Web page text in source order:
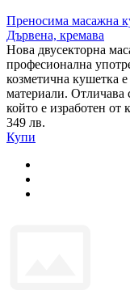
Преносима масажна
Дървена, кремава
Нова двусекторна
професионална
козметична кушетка е
материали. Отличава
който е изработен от
349 лв.
Купи